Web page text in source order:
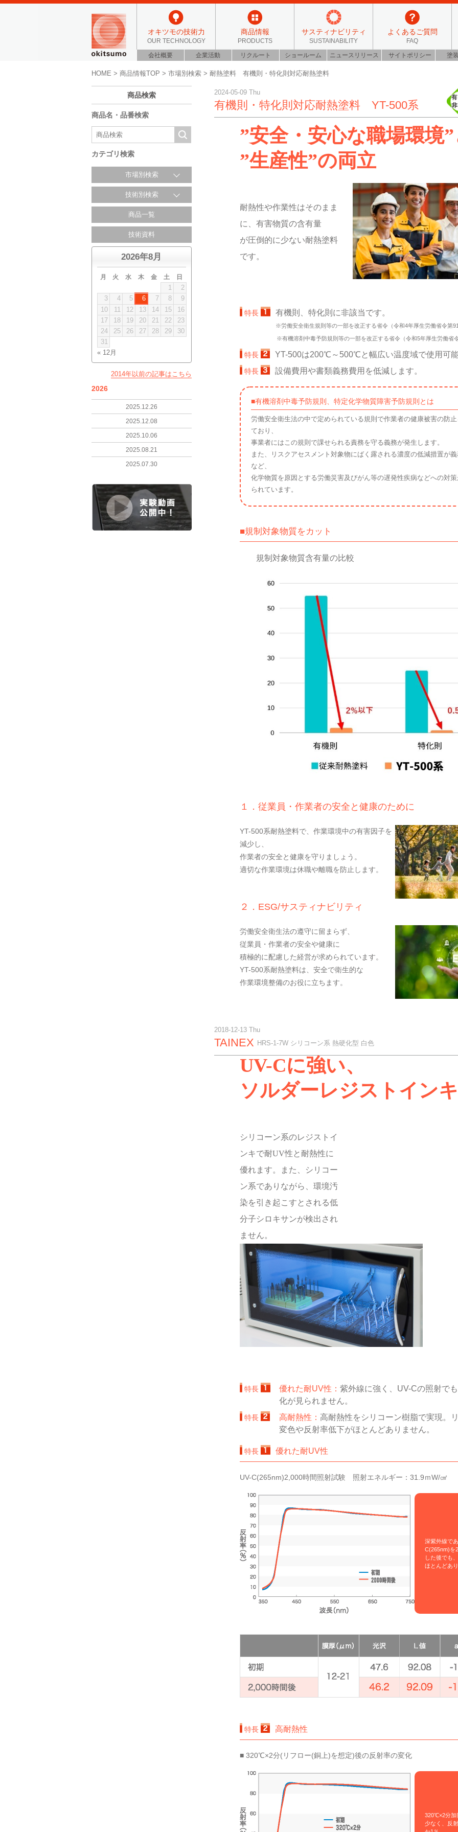
オキツモの技術力
OUR TECHNOLOGY
商品情報
PRODUCTS
サスティナビリティ
SUSTAINABILITY
よくあるご質問
FAQ
会社概要 企業活動 リクルート ショールーム ニュースリリース サイトポリシー 塗
HOME > 商品情報TOP > 市場別検索 > 耐熱塗料 有機則・特化則対応耐熱塗料
商品検索
商品名・品番検索
カテゴリ検索
市場別検索
技術別検索
商品一覧
技術資料
2026年8月
月 火 水 木 金 土 日
1
2
3
4 5 6 7 8
9
10
11 12 13 14 15
16
17
18 19 20 21 22
23
24
25 26 27 28 29
30
31
« 12月
2014年以前の記事はこちら
2026
2025.12.26
2025.12.08
2025.10.06
2025.08.21
2025.07.30
2024-05-09 Thu
有機則・特化則対応耐熱塗料 YT-500系
”安全・安心な職場環境
”生産性”の両立
耐熱性や作業性はそのまま
に、有害物質の含有量
が圧倒的に少ない耐熱塗料
です。
特長 有機則、特化則に非該当です。
※労働安全衛生規則等の一部を改正する省令（令和4年厚生労働省令第
※有機溶剤中毒予防規則等の一部を改正する省令（令和5年厚生労働省令
特長 YT-500は200℃～500℃と幅広い温度域で使用可
特長 設備費用や書類義務費用を低減します。
■有機溶剤中毒予防規則、特定化学物質障害予防規則とは
労働安全衛生法の中で定められている規則で作業者の健康被害の防
ており、
事業者にはこの規則で課せられる責務を守る義務が発生します。
また、リスクアセスメント対象物にばく露される濃度の低減措置が
など、
化学物質を原因とする労働災害及びがん等の遅発性疾病などへの対
られています。
■規制対象物質をカット
規制対象物質含有量の比較
１．従業員・作業者の安全と健康のために
YT-500系耐熱塗料で、作業環境中の有害因子を
減少し、
作業者の安全と健康を守りましょう。
適切な作業環境は休職や離職を防止します。
２．ESG/サスティナビリティ
労働安全衛生法の遵守に留まらず、
従業員・作業者の安全や健康に
積極的に配慮した経営が求められています。
YT-500系耐熱塗料は、安全で衛生的な
作業環境整備のお役に立ちます。
2018-12-13 Thu
TAINEX HRS-1-7W シリコーン系 熱硬化型 白色
UV-Cに強い、
ソルダーレジストインキ
シリコーン系のレジストイ
ンキで耐UV性と耐熱性に
優れます。また、シリコー
ン系でありながら、環境汚
染を引き起こすとされる低
分子シロキサンが検出され
ません。
特長 優れた耐UV性： 紫外線に強く、UV-Cの照射で
化が見られません。
特長 高耐熱性： 高耐熱性をシリコーン樹脂で実現。
変色や反射率低下がほとんどありません。
特長 優れた耐UV性
UV-C(265nm)2,000時間照射試験 照射エネルギー：31.9ｍW/㎠
深紫外線で
C(265nm)を
した後でも
ほとんどあ
特長 高耐熱性
■ 320℃×2分(リフロー(銅上)を想定)後の反射率の変化
320℃×2分加
少なく、反